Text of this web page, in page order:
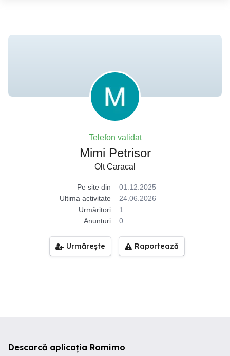
Telefon validat
Mimi Petrisor
Olt Caracal
Pe site din
01.12.2025
Ultima activitate
24.06.2026
Urmăritori
1
Anunțuri
0
Urmărește Raportează
Descarcă aplicația Romimo